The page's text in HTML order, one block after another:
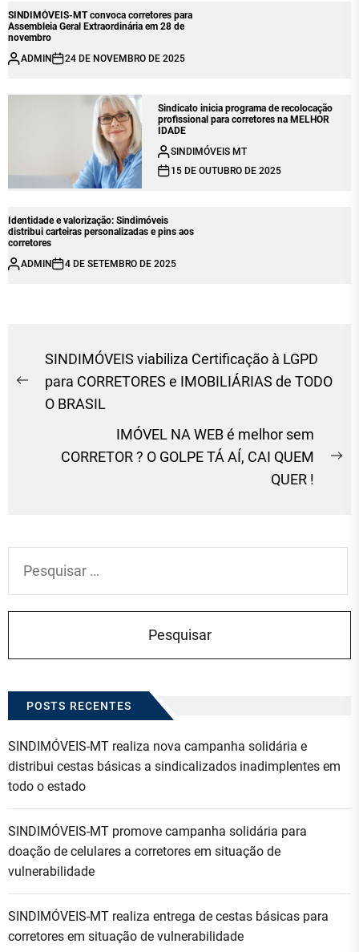
SINDIMÓVEIS-MT convoca corretores para
Assembleia Geral Extraordinária em 28 de
novembro
ADMIN
24 DE NOVEMBRO DE 2025
Sindicato inicia programa de recolocação
profissional para corretores na MELHOR
IDADE
SINDIMÓVEIS MT
15 DE OUTUBRO DE 2025
Identidade e valorização: Sindimóveis
distribui carteiras personalizadas e pins aos
corretores
ADMIN
4 DE SETEMBRO DE 2025
Navegação
de
Post
Previous
SINDIMÓVEIS viabiliza Certificação à LGPD
para CORRETORES e IMOBILIÁRIAS de TODO
O BRASIL
IMÓVEL NA WEB é melhor sem
CORRETOR ? O GOLPE TÁ AÍ, CAI QUEM
QUER !
por:
POSTS RECENTES
SINDIMÓVEIS-MT realiza nova campanha solidária e
distribui cestas básicas a sindicalizados inadimplentes em
todo o estado
SINDIMÓVEIS-MT promove campanha solidária para
doação de celulares a corretores em situação de
vulnerabilidade
SINDIMÓVEIS-MT realiza entrega de cestas básicas para
corretores em situação de vulnerabilidade